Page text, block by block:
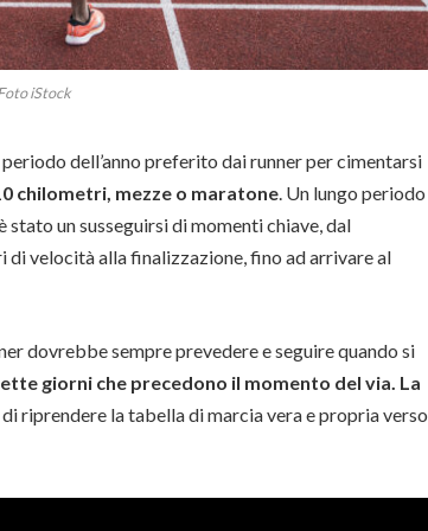
iStock
dell’anno preferito dai runner per cimentarsi
chilometri, mezze o maratone. Un lungo periodo
stato un susseguirsi di momenti chiave, dal
velocità alla finalizzazione, fino ad arrivare al
dovrebbe sempre prevedere e seguire quando si
giorni che precedono il momento del via. La
di riprendere la tabella di marcia vera e propria verso